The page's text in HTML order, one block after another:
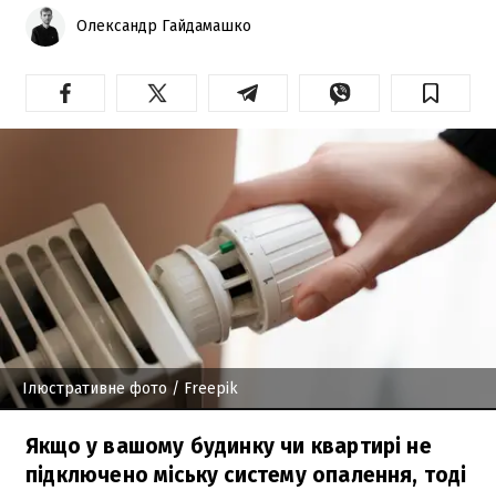
Олександр Гайдамашко
Ілюстративне фото / Freepik
Якщо у вашому будинку чи квартирі не
підключено міську систему опалення, тоді